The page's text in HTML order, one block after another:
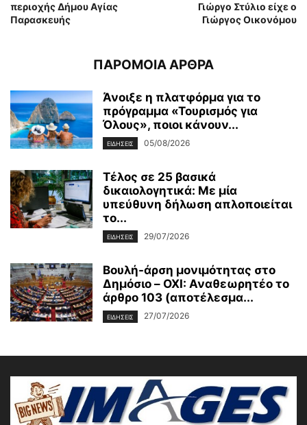
περιοχής Δήμου Αγίας
Παρασκευής
Γιώργο Στύλιο είχε ο
Γιώργος Οικονόμου
ΠΑΡΟΜΟΙΑ ΑΡΘΡΑ
Άνοιξε η πλατφόρμα για το
πρόγραμμα «Τουρισμός για
Όλους», ποιοι κάνουν...
ΕΙΔΗΣΕΙΣ 05/08/2026
Τέλος σε 25 βασικά
δικαιολογητικά: Με μία
υπεύθυνη δήλωση απλοποιείται
το...
ΕΙΔΗΣΕΙΣ 29/07/2026
Βουλή-άρση μονιμότητας στο
Δημόσιο – OXI: Αναθεωρητέο το
άρθρο 103 (αποτέλεσμα...
ΕΙΔΗΣΕΙΣ 27/07/2026